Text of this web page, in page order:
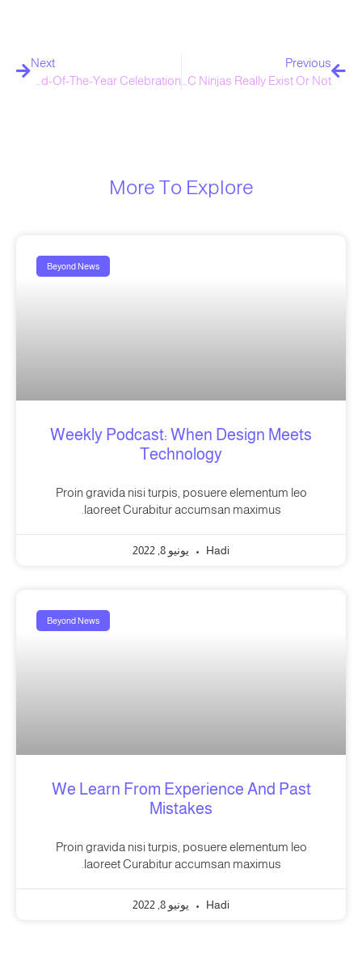
Previous
Next
More To Explore
Beyond News
Weekly Podcast: When Design Meets
Technology
Proin gravida nisi turpis, posuere elementum leo
laoreet Curabitur accumsan maximus.
Hadi يونيو 8, 2022
Beyond News
We Learn From Experience And Past
Mistakes
Proin gravida nisi turpis, posuere elementum leo
laoreet Curabitur accumsan maximus.
Hadi يونيو 8, 2022